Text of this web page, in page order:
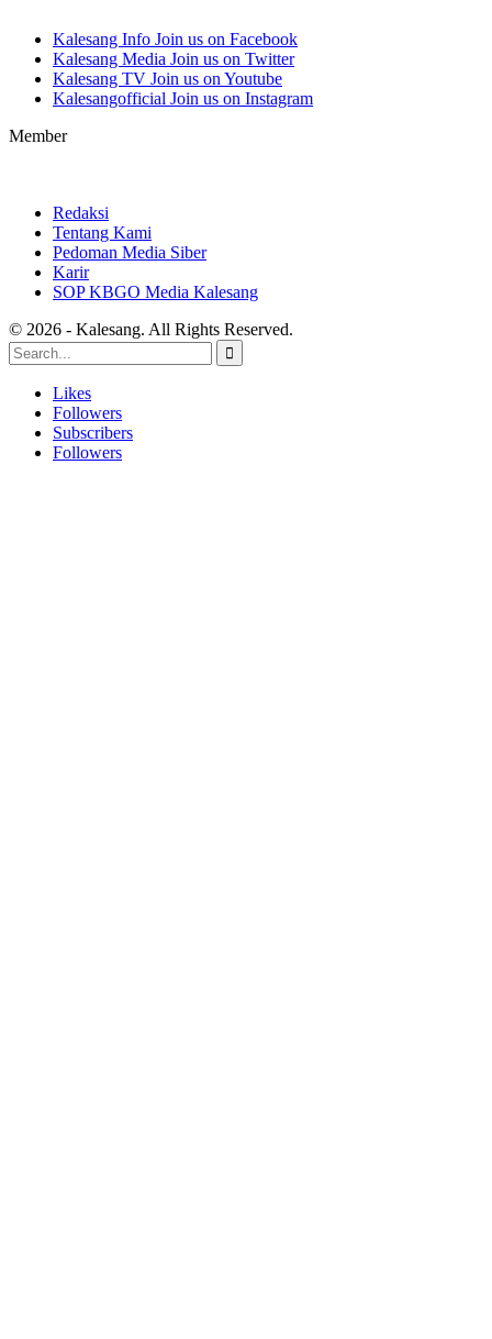
Kalesang Info Join us on Facebook
Kalesang Media Join us on Twitter
Kalesang TV Join us on Youtube
Kalesangofficial Join us on Instagram
Member
Redaksi
Tentang Kami
Pedoman Media Siber
Karir
SOP KBGO Media Kalesang
© 2026 - Kalesang. All Rights Reserved.
Likes
Followers
Subscribers
Followers